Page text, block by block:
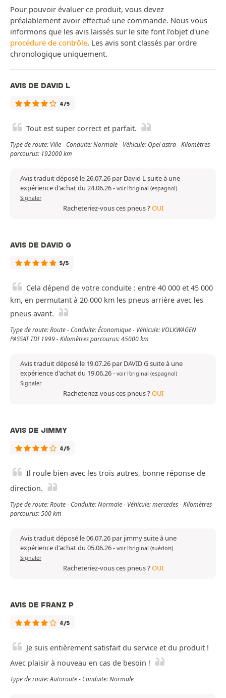
Pour pouvoir évaluer ce produit, vous devez
préalablement avoir effectué une commande. Nous vous
informons que les avis laissés sur le site font l'objet d'une
procédure de contrôle. Les avis sont classés par ordre
chronologique uniquement.
AVIS DE DAVID L
4/5
Tout est super correct et parfait.
Type de route: Ville - Conduite: Normale - Véhicule: Opel astra - Kilomètres
parcourus: 192000 km
Avis traduit déposé le 26.07.26 par David L suite à une
expérience d'achat du 24.06.26- voir l'original (espagnol)
Signaler
Racheteriez-vous ces pneus ?OUI
AVIS DE DAVID G
5/5
Cela dépend de votre conduite : entre 40 000 et 45 000
km, en permutant à 20 000 km les pneus arrière avec les
pneus avant.
Type de route: Route - Conduite: Économique - Véhicule: VOLKWAGEN
PASSAT TDI 1999 - Kilomètres parcourus: 45000 km
Avis traduit déposé le 19.07.26 par DAVID G suite à une
expérience d'achat du 19.06.26- voir l'original (espagnol)
Signaler
Racheteriez-vous ces pneus ?OUI
AVIS DE JIMMY
4/5
Il roule bien avec les trois autres, bonne réponse de
direction.
Type de route: Route - Conduite: Normale - Véhicule: mercedes - Kilomètres
parcourus: 500 km
Avis traduit déposé le 06.07.26 par jimmy suite à une
expérience d'achat du 05.06.26- voir l'original (suédois)
Signaler
Racheteriez-vous ces pneus ?OUI
AVIS DE FRANZ P
4/5
Je suis entièrement satisfait du service et du produit !
Avec plaisir à nouveau en cas de besoin !
Type de route: Autoroute - Conduite: Normale